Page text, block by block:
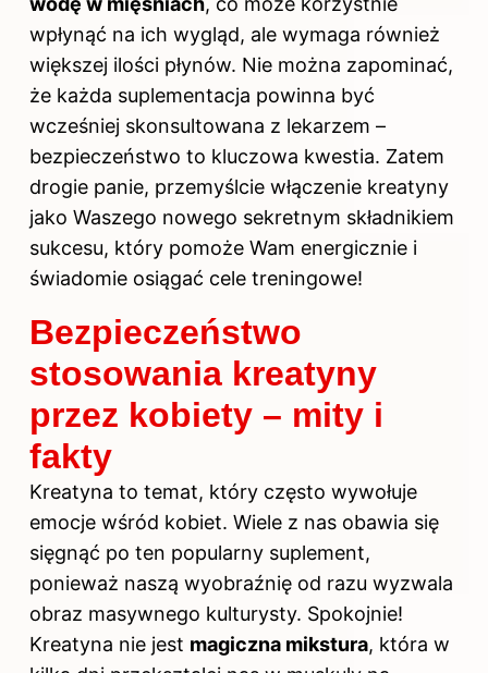
wpłynąć na ich wygląd, ale wymaga również
większej ilości płynów. Nie można zapominać,
że każda suplementacja powinna być
wcześniej skonsultowana z lekarzem –
bezpieczeństwo to kluczowa kwestia. Zatem
drogie panie, przemyślcie włączenie kreatyny
jako Waszego nowego sekretnym składnikiem
sukcesu, który pomoże Wam energicznie i
świadomie osiągać cele treningowe!
Bezpieczeństwo
stosowania kreatyny
przez kobiety – mity i
fakty
Kreatyna to temat, który często wywołuje
emocje wśród kobiet. Wiele z nas obawia się
sięgnąć po ten popularny suplement,
ponieważ naszą wyobraźnię od razu wyzwala
obraz masywnego kulturysty. Spokojnie!
Kreatyna nie jest magiczna mikstura, która w